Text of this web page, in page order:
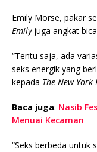
Emily Morse, pakar
Emily juga angkat
“Tentu saja, ada
seks energik yang
kepada The New York
Baca juga: Nasib
Menuai Kecaman
“Seks berbeda untuk